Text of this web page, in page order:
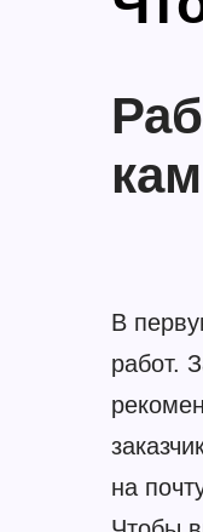
В
работ.
на